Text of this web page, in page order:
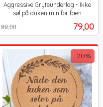
Aggressive Gryteunderlag - Ikke
søl på duken min for faen
Tilbud
79,00
99,00
mva.
-20%